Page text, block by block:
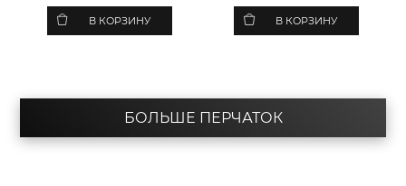
В КОРЗИНУ В КОРЗИНУ
БОЛЬШЕ ПЕРЧАТОК